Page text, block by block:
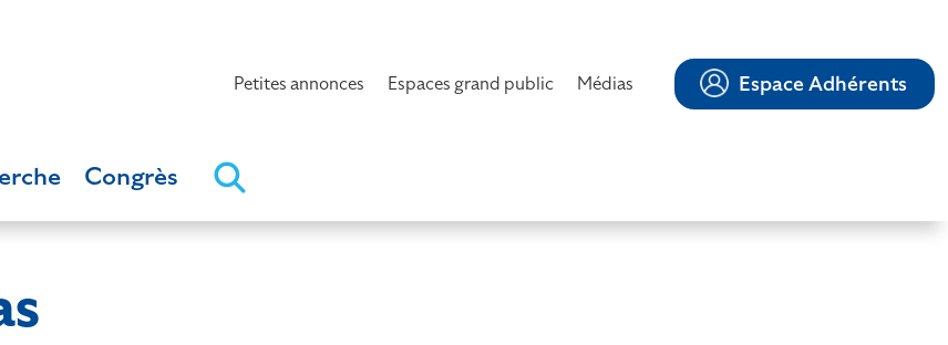
Petites annonces Espaces grand public Médias Espace Adhérents
Congrès